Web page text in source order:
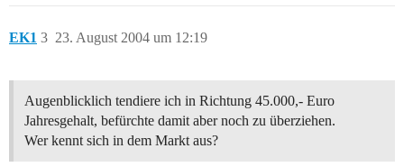
EK1 23. August 2004 um 12:19
3
Augenblicklich tendiere ich in Richtung 45.000,- Euro
Jahresgehalt, befürchte damit aber noch zu überziehen.
Wer kennt sich in dem Markt aus?